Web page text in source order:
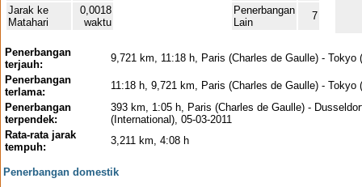
Jarak ke
Matahari
0,0018
waktu
Penerbangan
Lain
7
Penerbangan
terjauh:
9,721 km, 11:18 h, Paris (Charles de Gaulle) - Tokyo
Penerbangan
terlama:
11:18 h, 9,721 km, Paris (Charles de Gaulle) - Tokyo
Penerbangan
terpendek:
393 km, 1:05 h, Paris (Charles de Gaulle) -
(International), 05-03-2011
Rata-rata jarak
tempuh:
3,211 km, 4:08 h
Penerbangan domestik